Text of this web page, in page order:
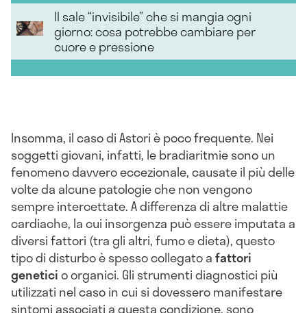
Il sale “invisibile” che si mangia ogni
giorno: cosa potrebbe cambiare per
cuore e pressione
Insomma, il caso di Astori è poco frequente. Nei
soggetti giovani, infatti, le bradiaritmie sono un
fenomeno davvero eccezionale, causate il più delle
volte da alcune patologie che non vengono
sempre intercettate. A differenza di altre malattie
cardiache, la cui insorgenza può essere imputata a
diversi fattori (tra gli altri, fumo e dieta), questo
tipo di disturbo è spesso collegato afattori
geneticio organici. Gli strumenti diagnostici più
utilizzati nel caso in cui si dovessero manifestare
sintomi associati a questa condizione, sono